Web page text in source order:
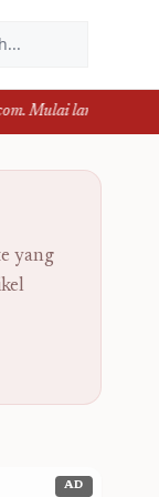
suksesmu
yang
AD